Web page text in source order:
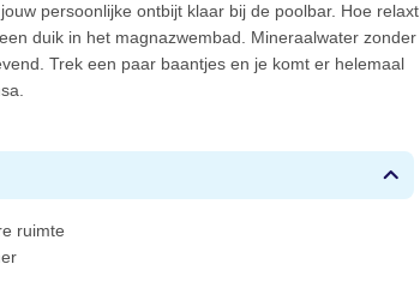
persoonlijke ontbijt klaar bij de poolbar. Hoe relaxt
duik in het magnazwembad. Mineraalwater zonder
Trek een paar baantjes en je komt er helemaal
ruimte